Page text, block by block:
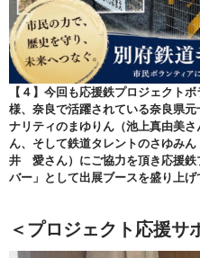
【４】今回も応援鉄プロジェクト
様、奈良で活躍されている奈良県
ナリティのまゆりん（池上真由美
ん、そして鉄道タレントのさゆみ
井 愛さん）にご協力を頂き応援鉄
バー」として出展ブースを盛り上げ
＜プロジェクト応援サ